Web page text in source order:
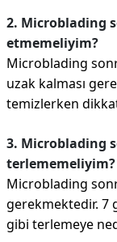
2. Microblading
etmemeliyim?
Microblading
uzak kalması
temizlerken
3. Microblading
terlememeliyim?
Microblading
gerekmektedir. 7
gibi terlemeye